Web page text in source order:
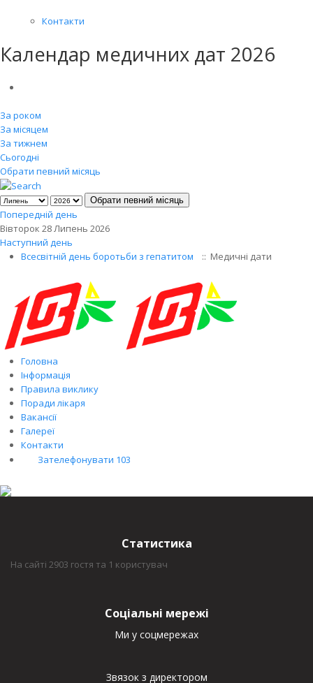
Контакти
Календар медичних дат 2026
За роком
За місяцем
За тижнем
Сьогодні
Обрати певний місяць
Обрати певний місяць
Попередній день
Вівторок 28 Липень 2026
Наступний день
Всесвітній день боротьби з гепатитом
:: Медичні дати
Головна
Інформація
Правила виклику
Поради лікаря
Вакансії
Галереї
Контакти
Зателефонувати 103
Статистика
На сайті 2903 гостя та 1 користувач
Соціальні мережі
Ми у соцмережах
Звязок з директором